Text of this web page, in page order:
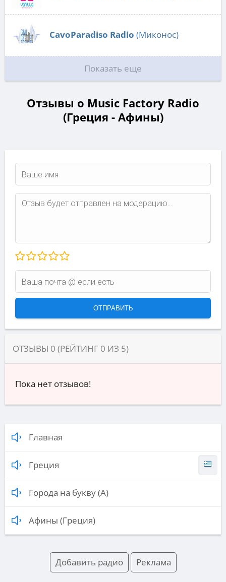
CavoParadiso Radio (Миконос)
Показать еще
Отзывы о Music Factory Radio
(Греция - Афины)
ОТЗЫВЫ 0 (РЕЙТИНГ 0 ИЗ 5)
Пока нет отзывов!
Главная
Греция
Города на букву (А)
Афины (Греция)
Добавить радио Реклама